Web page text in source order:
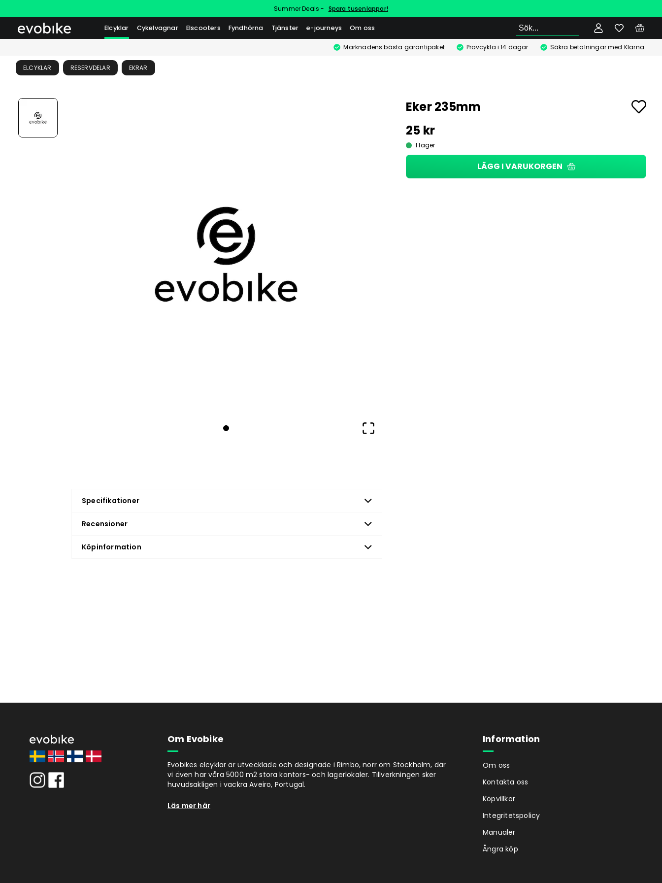
Summer Deals - Spara tusenlappar!
Elcyklar Cykelvagnar Elscooters Fyndhörna Tjänster e-journeys Om oss Sök
Marknadens bästa garantipaket Provcykla i 14 dagar Säkra betalningar med Klarna
ELCYKLAR RESERVDELAR EKRAR
Eker 235mm
25 kr
I lager
LÄGG I VARUKORGEN
Specifikationer
Recensioner
Köpinformation
Om Evobike
Evobikes elcyklar är utvecklade och designade i Rimbo, norr om Stockholm, där
vi även har våra 5000 m2 stora kontors- och lagerlokaler. Tillverkningen sker
huvudsakligen i vackra Aveiro, Portugal.
Läs mer här
Information
Om oss
Kontakta oss
Köpvillkor
Integritetspolicy
Manualer
Ångra köp